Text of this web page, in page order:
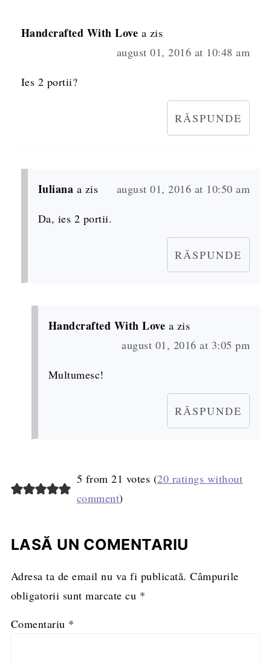
Handcrafted With Love a zis
august 01, 2016 at 10:48 am
Ies 2 portii?
RĂSPUNDE
Iuliana a zis august 01, 2016 at 10:50 am
Da, ies 2 portii.
RĂSPUNDE
Handcrafted With Love a zis
august 01, 2016 at 3:05 pm
Multumesc!
RĂSPUNDE
5 from 21 votes (20 ratings without
comment)
LASĂ UN COMENTARIU
Adresa ta de email nu va fi publicată. Câmpurile
obligatorii sunt marcate cu *
Comentariu *